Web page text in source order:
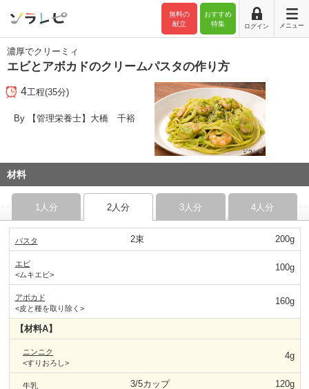
おすすめ
特集
無料の
献立
ログイン メニュー
濃厚でクリーミィ
エビとアボカドのクリームパスタの作り方
4工程(35分)
By 【管理栄養士】大橋 千裕
材料
1人分 2人分 3人分 4人分
パスタ 2束 200g
エビ
<ムキエビ>
100g
アボカド
<皮と種を取り除く>
160g
【材料A】
ニンニク
<すりおろし>
4g
牛乳 3/5カップ 120g